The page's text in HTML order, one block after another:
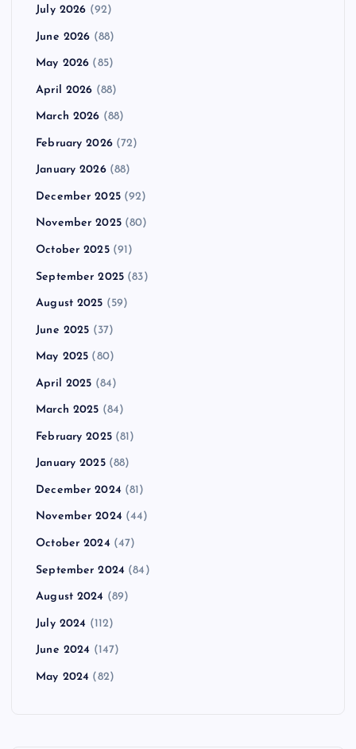
July 2026 (92)
June 2026 (88)
May 2026 (85)
April 2026 (88)
March 2026 (88)
February 2026(72)
January 2026(88)
December 2025(92)
November 2025(80)
October 2025(91)
September 2025 (83)
August 2025 (59)
June 2025 (37)
May 2025 (80)
April 2025 (84)
March 2025 (84)
February 2025(81)
January 2025(88)
December 2024 (81)
November 2024 (44)
October 2024 (47)
September 2024 (84)
August 2024 (89)
July 2024 (112)
June 2024 (147)
May 2024 (82)